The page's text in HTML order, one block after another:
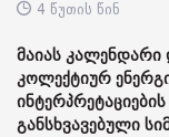
4 წუთის წინ
მაიას კალენდარი
კოლექტიურ
განსხვავებული